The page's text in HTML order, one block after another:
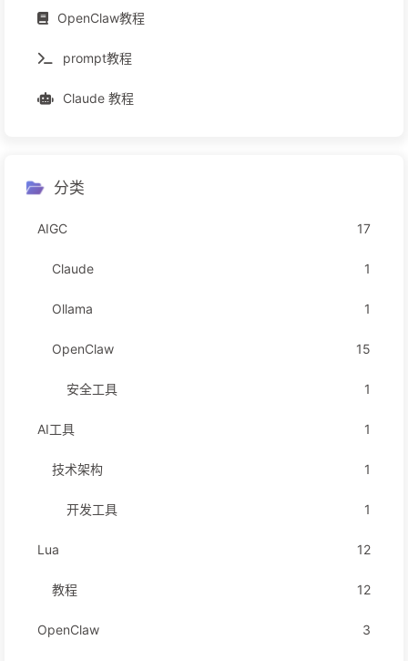
OpenClaw教程
prompt教程
Claude 教程
分类
AIGC 17
Claude 1
Ollama 1
OpenClaw 15
安全工具 1
AI工具 1
技术架构 1
开发工具 1
Lua 12
教程 12
OpenClaw 3